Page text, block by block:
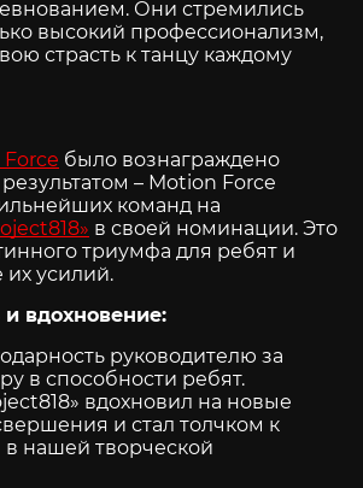
Они стремились
высокий профессионализм,
страсть к танцу каждому
было вознаграждено
– Motion Force
команд на
в своей номинации. Это
триумфа для ребят и
усилий.
и вдохновение:
руководителю за
в способности ребят.
вдохновил на новые
и стал толчком к
нашей творческой